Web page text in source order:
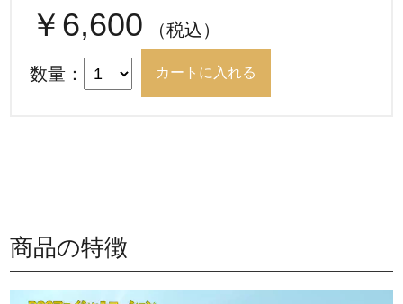
￥6,600 （税込）
数量：
商品の特徴